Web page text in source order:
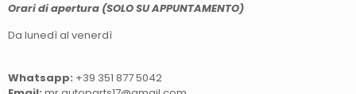
Orari di apertura (SOLO SU APPUNTAMENTO)
Da lunedì al venerdì
Whatsapp: +39 351 877 5042